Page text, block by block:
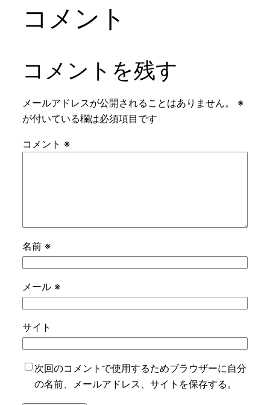
コメント
コメントを残す
メールアドレスが公開されることはありません。
※
が付いている欄は必須項目です
コメント ※
名前 ※
メール ※
サイト
次回のコメントで使用するためブラウザーに自分
の名前、メールアドレス、サイトを保存する。